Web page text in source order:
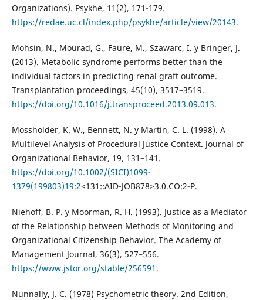
Organizations). Psykhe, 11(2), 171-179.
https://redae.uc.cl/index.php/psykhe/article/view/20143.
Mohsin, N., Mourad, G., Faure, M., Szawarc, I. y Bringer, J.
(2013). Metabolic syndrome performs better than the
individual factors in predicting renal graft outcome.
Transplantation proceedings, 45(10), 3517–3519.
https://doi.org/10.1016/j.transproceed.2013.09.013.
Mossholder, K. W., Bennett, N. y Martin, C. L. (1998). A
Multilevel Analysis of Procedural Justice Context. Journal of
Organizational Behavior, 19, 131–141.
https://doi.org/10.1002/(SICI)1099-
1379(199803)19:2<131::AID-JOB878>3.0.CO;2-P.
Niehoff, B. P. y Moorman, R. H. (1993). Justice as a Mediator
of the Relationship between Methods of Monitoring and
Organizational Citizenship Behavior. The Academy of
Management Journal, 36(3), 527–556.
https://www.jstor.org/stable/256591 .
Nunnally, J. C. (1978) Psychometric theory. 2nd Edition,